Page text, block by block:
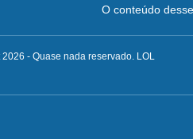
O conteúdo
2026 - Quase nada reservado. LOL